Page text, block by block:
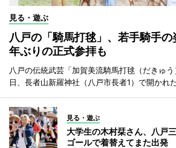
見る・遊ぶ
八戸の「騎馬打毬」、若手騎手
年ぶりの正式参拝も
八戸の伝統武芸「加賀美流騎馬打毬（だきゅ
日、長者山新羅神社（八戸市長者1）で開かれた
見る・遊ぶ
大学生の木村栞さん、八戸
ゴールで着替えてまた出発